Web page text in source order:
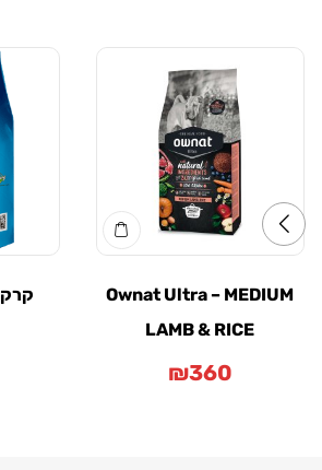
Ownat Ultra – MEDIUM
LAMB & RICE
₪360
קרקן